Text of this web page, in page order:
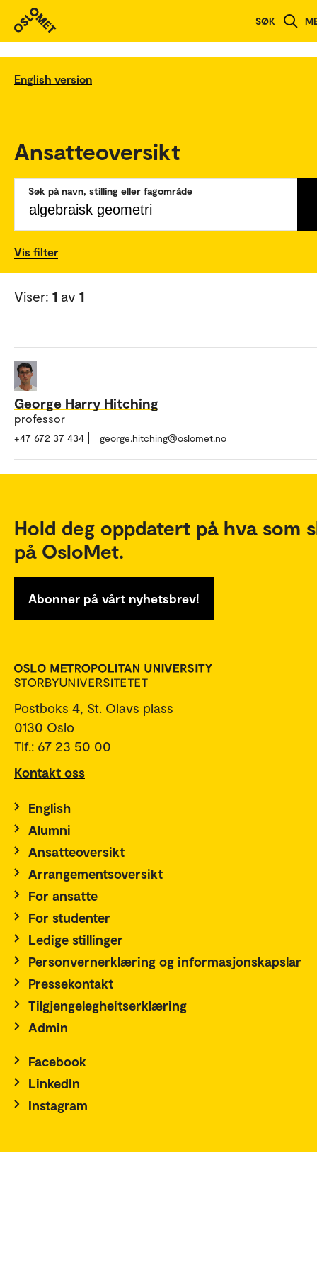
SØK
English version
Ansatteoversikt
Søk på navn, stilling eller fagområde
Vis filter
Viser: 1 av 1
George Harry Hitching
professor
+47 672 37 434 george.hitching@oslomet.no
Hold deg oppdatert på hva som
på OsloMet.
Abonner på vårt nyhetsbrev!
Postboks 4, St. Olavs plass
0130 Oslo
Tlf.: 67 23 50 00
Kontakt oss
English
Alumni
Ansatteoversikt
Arrangementsoversikt
For ansatte
For studenter
Ledige stillinger
Personvernerklæring og informasjonskapslar
Pressekontakt
Tilgjengelegheitserklæring
Admin
Facebook
LinkedIn
Instagram